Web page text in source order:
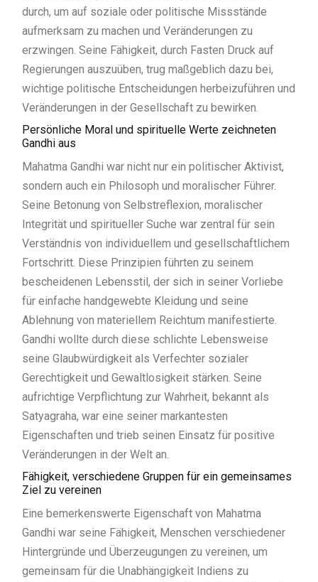
durch, um auf soziale oder politische Missstände
aufmerksam zu machen und Veränderungen zu
erzwingen. Seine Fähigkeit, durch Fasten Druck auf
Regierungen auszuüben, trug maßgeblich dazu bei,
wichtige politische Entscheidungen herbeizuführen und
Veränderungen in der Gesellschaft zu bewirken.
Persönliche Moral und spirituelle Werte zeichneten
Gandhi aus
Mahatma Gandhi war nicht nur ein politischer Aktivist,
sondern auch ein Philosoph und moralischer Führer.
Seine Betonung von Selbstreflexion, moralischer
Integrität und spiritueller Suche war zentral für sein
Verständnis von individuellem und gesellschaftlichem
Fortschritt. Diese Prinzipien führten zu seinem
bescheidenen Lebensstil, der sich in seiner Vorliebe
für einfache handgewebte Kleidung und seine
Ablehnung von materiellem Reichtum manifestierte.
Gandhi wollte durch diese schlichte Lebensweise
seine Glaubwürdigkeit als Verfechter sozialer
Gerechtigkeit und Gewaltlosigkeit stärken. Seine
aufrichtige Verpflichtung zur Wahrheit, bekannt als
Satyagraha, war eine seiner markantesten
Eigenschaften und trieb seinen Einsatz für positive
Veränderungen in der Welt an.
Fähigkeit, verschiedene Gruppen für ein gemeinsames
Ziel zu vereinen
Eine bemerkenswerte Eigenschaft von Mahatma
Gandhi war seine Fähigkeit, Menschen verschiedener
Hintergründe und Überzeugungen zu vereinen, um
gemeinsam für die Unabhängigkeit Indiens zu